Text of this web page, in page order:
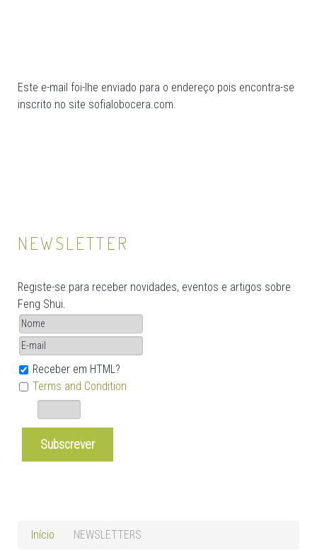
Este e-mail foi-lhe enviado para o endereço pois encontra-se
inscrito no site sofialobocera.com.
NEWSLETTER
Registe-se para receber novidades, eventos e artigos sobre
Feng Shui.
Receber em HTML?
Terms and Condition
Início NEWSLETTERS